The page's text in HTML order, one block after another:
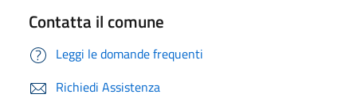
Contatta il comune
Leggi le domande frequenti
Richiedi Assistenza